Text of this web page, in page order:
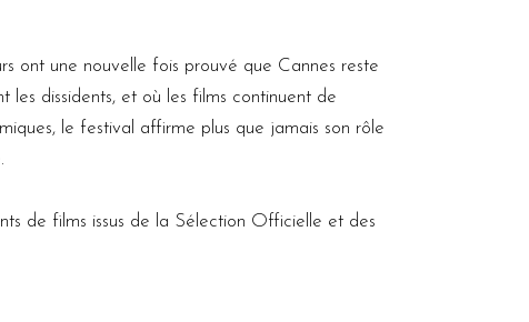
ont une nouvelle fois prouvé que Cannes reste
les dissidents, et où les films continuent de
le festival affirme plus que jamais son rôle
de films issus de la Sélection Officielle et des